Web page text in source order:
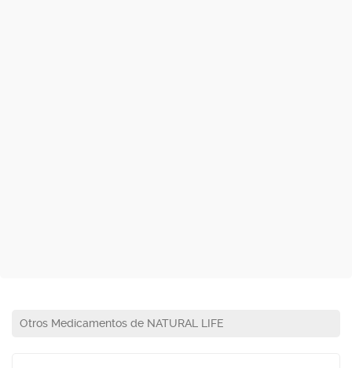
Otros Medicamentos de NATURAL LIFE